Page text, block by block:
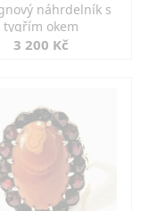
náhrdelník s
tygřím okem
3 200 Kč